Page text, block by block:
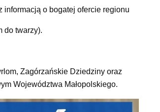
o bogatej ofercie regionu
do twarzy).
Zagórzańskie Dziedziny oraz
Województwa Małopolskiego.